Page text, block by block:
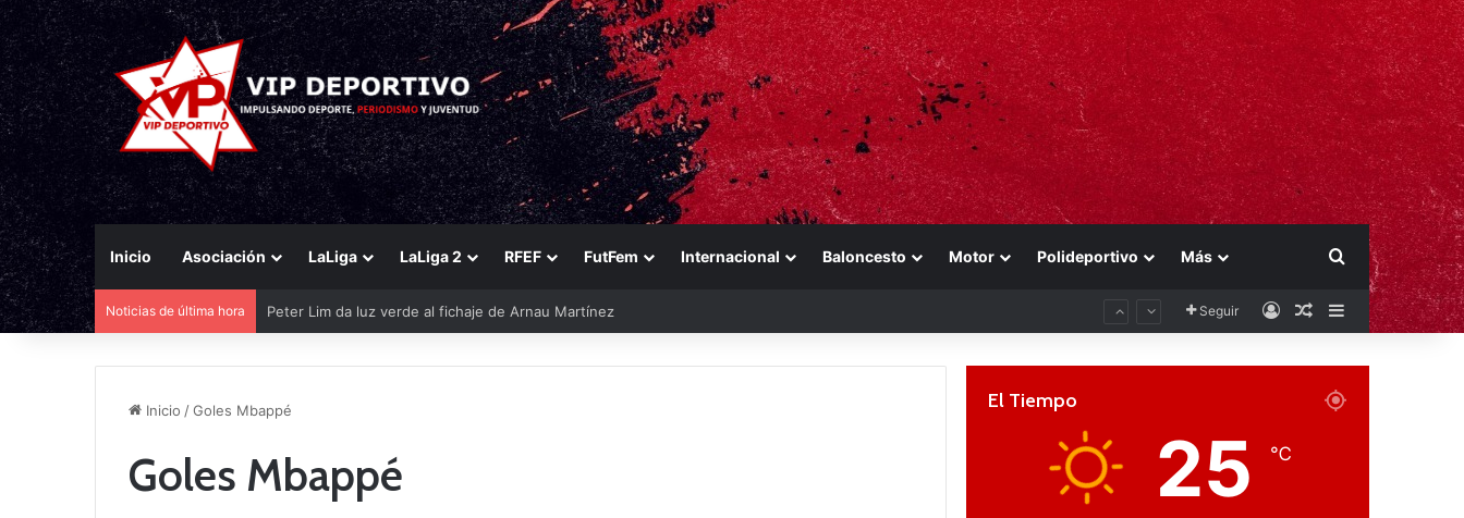
Inicio Asociación LaLiga LaLiga 2 RFEF FutFem Internacional Baloncesto Motor Polideportivo Más Buscar por
Noticias de última hora Peter Lim da luz verde al fichaje de Arnau Martínez Seguir AccesoPublicación al
Barra lateral
Inicio /Goles Mbappé
Goles Mbappé
El Tiempo
25 ℃